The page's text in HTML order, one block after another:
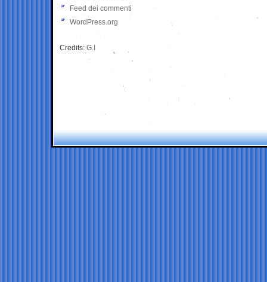
Feed dei commenti
WordPress.org
Credits: G.I